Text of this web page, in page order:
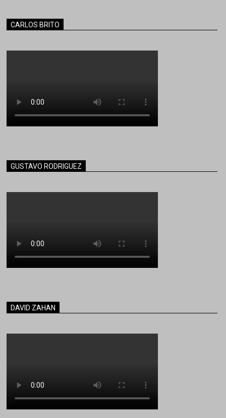
CARLOS BRITO
GUSTAVO RODRIGUEZ
DAVID ZAHAN